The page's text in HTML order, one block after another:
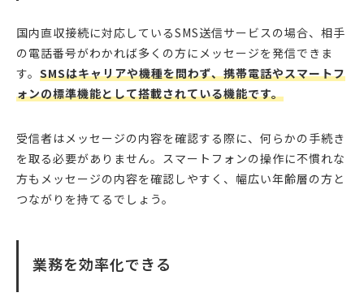
国内直収接続に対応しているSMS送信サービスの場合、相手
の電話番号がわかれば多くの方にメッセージを発信できま
す。 SMSはキャリアや機種を問わず、携帯電話やスマートフ
ォンの標準機能として搭載されている機能です。
受信者はメッセージの内容を確認する際に、何らかの手続き
を取る必要がありません。スマートフォンの操作に不慣れな
方もメッセージの内容を確認しやすく、幅広い年齢層の方と
つながりを持てるでしょう。
業務を効率化できる